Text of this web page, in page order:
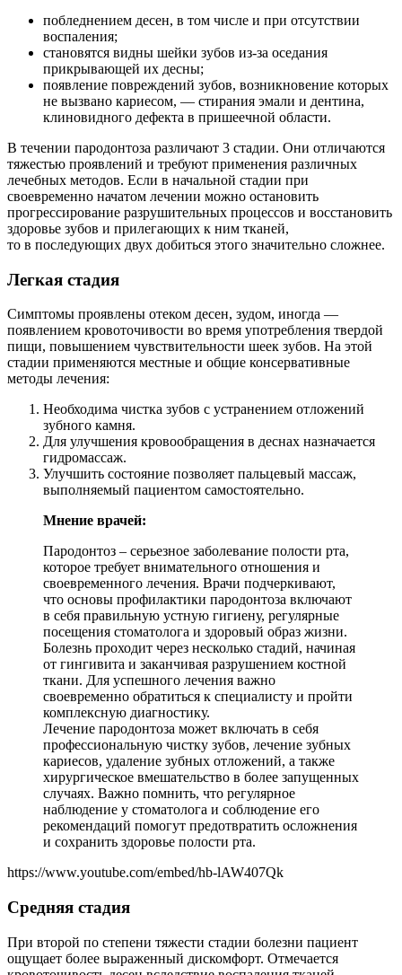
побледнением десен, в том числе и при отсутствии
воспаления;
становятся видны шейки зубов из-за оседания
прикрывающей их десны;
появление повреждений зубов, возникновение которых
не вызвано кариесом, — стирания эмали и дентина,
клиновидного дефекта в пришеечной области.
В течении пародонтоза различают 3 стадии. Они отличаются
тяжестью проявлений и требуют применения различных
лечебных методов. Если в начальной стадии при
своевременно начатом лечении можно остановить
прогрессирование разрушительных процессов и восстановить
здоровье зубов и прилегающих к ним тканей,
то в последующих двух добиться этого значительно сложнее.
Легкая стадия
Симптомы проявлены отеком десен, зудом, иногда —
появлением кровоточивости во время употребления твердой
пищи, повышением чувствительности шеек зубов. На этой
стадии применяются местные и общие консервативные
методы лечения:
Необходима чистка зубов с устранением отложений
зубного камня.
Для улучшения кровообращения в деснах назначается
гидромассаж.
Улучшить состояние позволяет пальцевый массаж,
выполняемый пациентом самостоятельно.
Мнение врачей:
Пародонтоз – серьезное заболевание полости рта,
которое требует внимательного отношения и
своевременного лечения. Врачи подчеркивают,
что основы профилактики пародонтоза включают
в себя правильную устную гигиену, регулярные
посещения стоматолога и здоровый образ жизни.
Болезнь проходит через несколько стадий, начиная
от гингивита и заканчивая разрушением костной
ткани. Для успешного лечения важно
своевременно обратиться к специалисту и пройти
комплексную диагностику.
Лечение пародонтоза может включать в себя
профессиональную чистку зубов, лечение зубных
кариесов, удаление зубных отложений, а также
хирургическое вмешательство в более запущенных
случаях. Важно помнить, что регулярное
наблюдение у стоматолога и соблюдение его
рекомендаций помогут предотвратить осложнения
и сохранить здоровье полости рта.
https://www.youtube.com/embed/hb-lAW407Qk
Средняя стадия
При второй по степени тяжести стадии болезни пациент
ощущает более выраженный дискомфорт. Отмечается